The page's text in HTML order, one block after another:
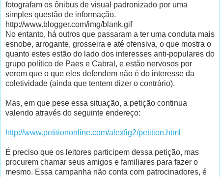
fotografam os ônibus de visual padronizado por uma
simples questão de informação.
http://www.blogger.com/img/blank.gif
No entanto, há outros que passaram a ter uma conduta mais
esnobe, arrogante, grosseira e até ofensiva, o que mostra o
quanto estes estão do lado dos interesses anti-populares do
grupo político de Paes e Cabral, e estão nervosos por
verem que o que eles defendem não é do interesse da
coletividade (ainda que tentem dizer o contrário).
Mas, em que pese essa situação, a petição continua
valendo através do seguinte endereço:
http://www.petitiononline.com/alexfig2/petition.html
É preciso que os leitores participem dessa petição, mas
procurem chamar seus amigos e familiares para fazer o
mesmo. Essa campanha não conta com patrocinadores, é